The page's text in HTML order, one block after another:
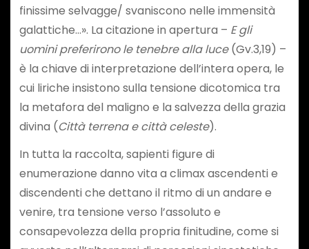
finissime selvagge/ svaniscono nelle immensità
galattiche…». La citazione in apertura – E gli
uomini preferirono le tenebre alla luce(Gv.3,19) –
è la chiave di interpretazione dell’intera opera, le
cui liriche insistono sulla tensione dicotomica tra
la metafora del maligno e la salvezza della grazia
divina (Città terrena e città celeste).
In tutta la raccolta, sapienti figure di
enumerazione danno vita a climax ascendenti e
discendenti che dettano il ritmo di un andare e
venire, tra tensione verso l’assoluto e
consapevolezza della propria finitudine, come si